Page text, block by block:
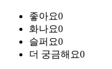
좋아요0
화나요0
슬퍼요0
더 궁금해요0